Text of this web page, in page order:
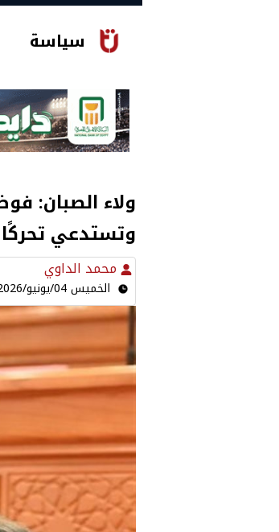
سياسة
ولاء الصبان:
وتستدعي تحركًا
محمد الداوي
الخميس 04/يونيو/2026 - 02:12 م